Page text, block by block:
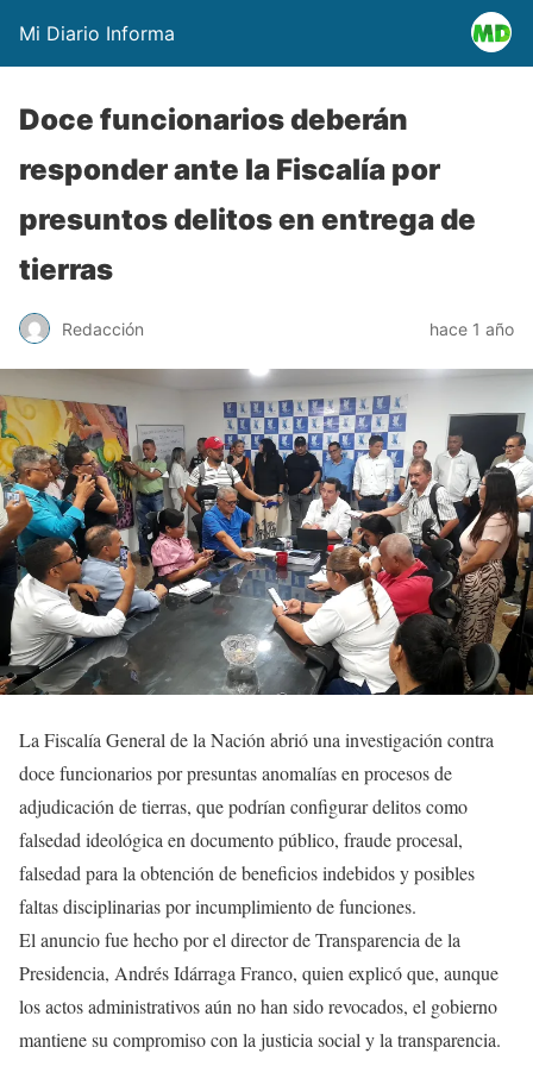
Mi Diario Informa
Doce funcionarios deberán
responder ante la Fiscalía por
presuntos delitos en entrega de
tierras
Redacción hace 1 año
La Fiscalía General de la Nación abrió una investigación contra
doce funcionarios por presuntas anomalías en procesos de
adjudicación de tierras, que podrían configurar delitos como
falsedad ideológica en documento público, fraude procesal,
falsedad para la obtención de beneficios indebidos y posibles
faltas disciplinarias por incumplimiento de funciones.
El anuncio fue hecho por el director de Transparencia de la
Presidencia, Andrés Idárraga Franco, quien explicó que, aunque
los actos administrativos aún no han sido revocados, el gobierno
mantiene su compromiso con la justicia social y la transparencia.